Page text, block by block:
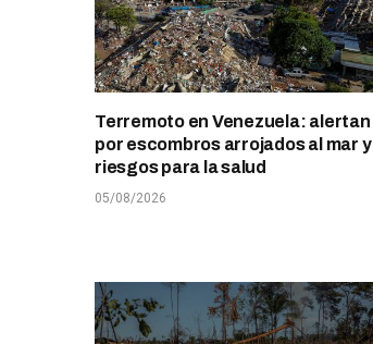
Terremoto en Venezuela: alertan
por escombros arrojados al mar y
riesgos para la salud
05/08/2026